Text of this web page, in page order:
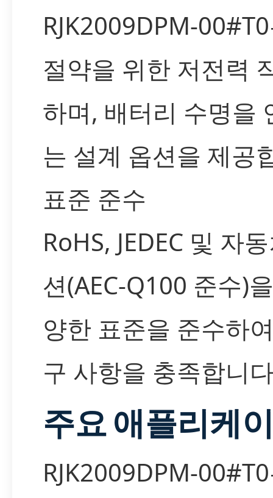
RJK2009DPM-
절약을 위한 저전력
하며, 배터리 수명을
는 설계 옵션을 제공
표준 준수
RoHS, JEDEC 및 자
션(AEC-Q100 준수)
양한 표준을 준수하
구 사항을 충족합니
주요 애플리케
RJK2009DPM-